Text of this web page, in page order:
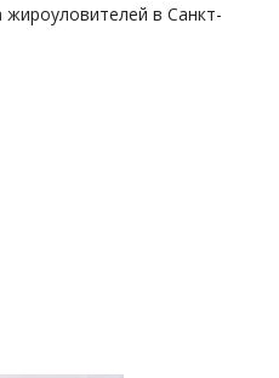
в Санкт-